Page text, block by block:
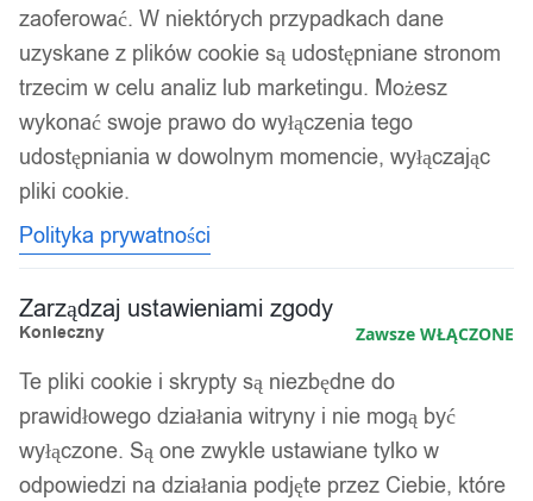
zaoferować. W niektórych przypadkach dane
uzyskane z plików cookie są udostępniane stronom
trzecim w celu analiz lub marketingu. Możesz
wykonać swoje prawo do wyłączenia tego
udostępniania w dowolnym momencie, wyłączając
pliki cookie.
Polityka prywatności
Zarządzaj ustawieniami zgody
Konieczny Zawsze WŁĄCZONE
Te pliki cookie i skrypty są niezbędne do
prawidłowego działania witryny i nie mogą być
wyłączone. Są one zwykle ustawiane tylko w
odpowiedzi na działania podjęte przez Ciebie, które